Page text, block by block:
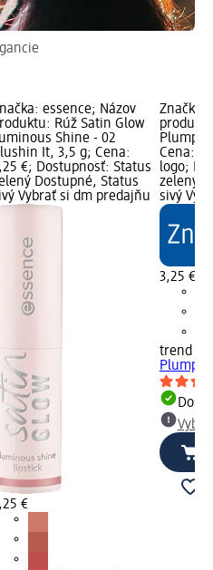
essence; Názov
Rúž Satin Glow
Shine - 02
It, 3,5 g; Cena:
€; Dostupnosť: Status
Dostupné, Status
Vybrať si dm predajňu
€
Značka:
Plump
Cena:
logo;
zelený
sivý
3,25 €
trend !t
Plump